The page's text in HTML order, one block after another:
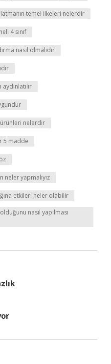
temel ilkeleri nelerdir
4 sınıf
nasıl olmalıdır
ürünleri nelerdir
5 madde
neler yapmalıyız
etkileri neler olabilir
nasıl yapılması